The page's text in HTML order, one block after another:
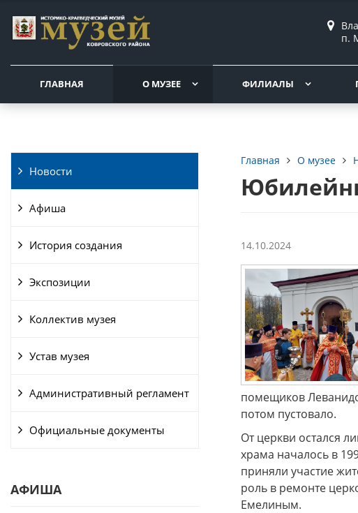
п.
ГЛАВНАЯ О МУЗЕЕ ФИЛИАЛЫ
Новости
Афиша
История создания
Экспозиции
Коллектив музея
Устав музея
Административный регламент
Официальные документы
АФИША
Главная О музее
14.10.2024
помещиков
потом пустовало.
От церкви остался
храма началось в
приняли участие
роль в ремонте
Емелиным.